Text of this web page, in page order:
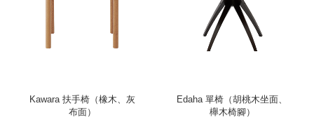
Kawara 扶手椅（橡木、灰
布面）
Edaha 單椅（胡桃木坐面、
櫸木椅腳）